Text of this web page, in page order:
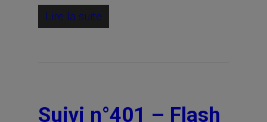
Lire la suite
Suivi n°401 – Flash